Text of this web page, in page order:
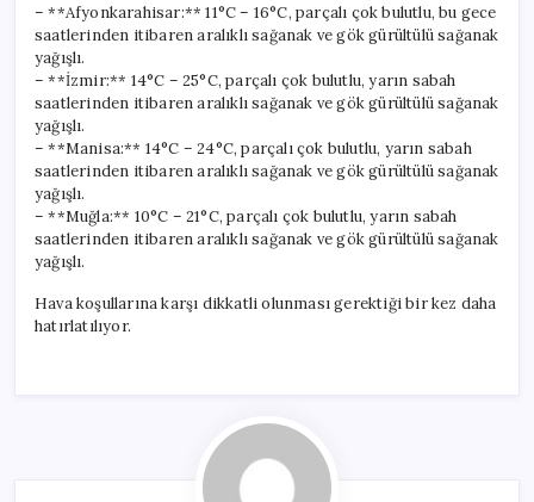
– **Afyonkarahisar:** 11°C – 16°C, parçalı çok bulutlu, bu gece
saatlerinden itibaren aralıklı sağanak ve gök gürültülü sağanak
yağışlı.
– **İzmir:** 14°C – 25°C, parçalı çok bulutlu, yarın sabah
saatlerinden itibaren aralıklı sağanak ve gök gürültülü sağanak
yağışlı.
– **Manisa:** 14°C – 24°C, parçalı çok bulutlu, yarın sabah
saatlerinden itibaren aralıklı sağanak ve gök gürültülü sağanak
yağışlı.
– **Muğla:** 10°C – 21°C, parçalı çok bulutlu, yarın sabah
saatlerinden itibaren aralıklı sağanak ve gök gürültülü sağanak
yağışlı.
Hava koşullarına karşı dikkatli olunması gerektiği bir kez daha
hatırlatılıyor.